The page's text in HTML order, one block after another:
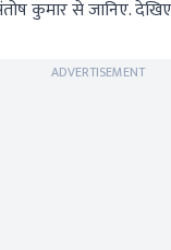
कुमार से जानिए.
ADVERTISEMENT